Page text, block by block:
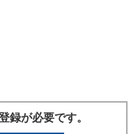
録が必要です。